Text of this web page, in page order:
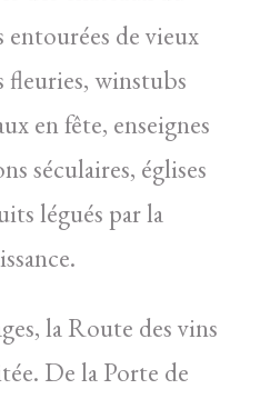
de vieux
fleuries, winstubs
en fête, enseignes
séculaires, églises
légués par la
la Route des vins
De la Porte de